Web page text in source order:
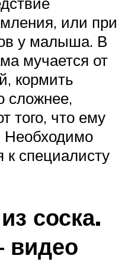
или при
у малыша. В
мучается от
кормить
сложнее,
того, что ему
Необходимо
к специалисту
соска.
видео